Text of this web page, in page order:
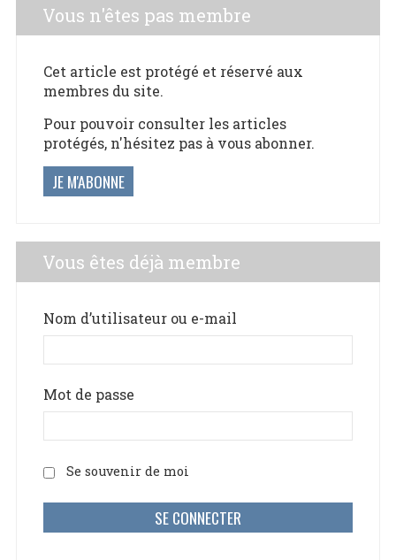
Vous n'êtes pas membre
Cet article est protégé et réservé aux
membres du site.
Pour pouvoir consulter les articles
protégés, n'hésitez pas à vous abonner.
JE M'ABONNE
Vous êtes déjà membre
Nom d’utilisateur ou e-mail
Mot de passe
Se souvenir de moi